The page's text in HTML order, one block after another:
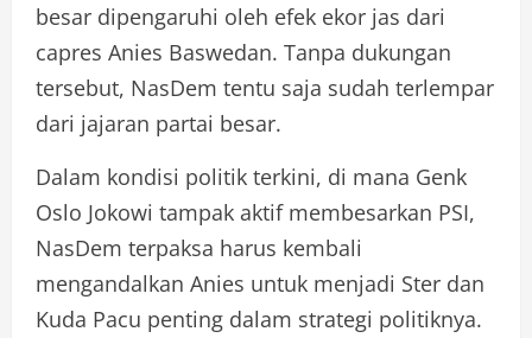
besar dipengaruhi oleh efek ekor jas dari
capres Anies Baswedan. Tanpa dukungan
tersebut, NasDem tentu saja sudah terlempar
dari jajaran partai besar.
Dalam kondisi politik terkini, di mana Genk
Oslo Jokowi tampak aktif membesarkan PSI,
NasDem terpaksa harus kembali
mengandalkan Anies untuk menjadi Ster dan
Kuda Pacu penting dalam strategi politiknya.